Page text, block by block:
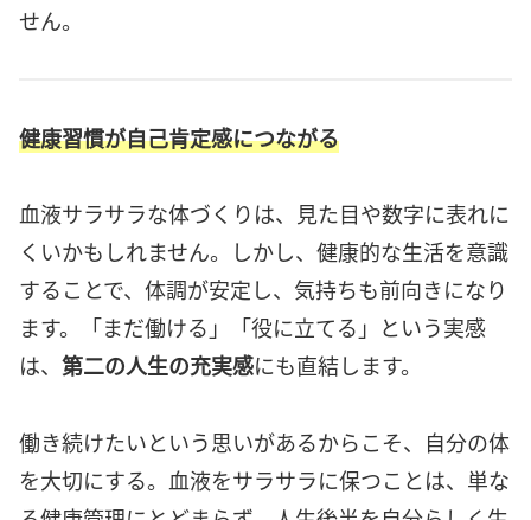
せん。
健康習慣が自己肯定感につながる
血液サラサラな体づくりは、見た目や数字に表れに
くいかもしれません。しかし、健康的な生活を意識
することで、体調が安定し、気持ちも前向きになり
ます。「まだ働ける」「役に立てる」という実感
は、 第二の人生の充実感にも直結します。
働き続けたいという思いがあるからこそ、自分の体
を大切にする。血液をサラサラに保つことは、単な